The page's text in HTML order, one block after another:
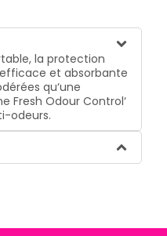
la protection
efficace et absorbante
qu‘une
Fresh Odour Control‘
odeurs.